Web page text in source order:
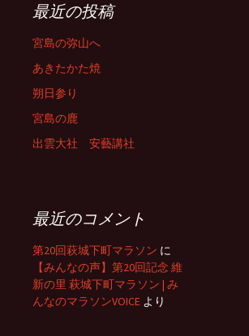
最近の投稿
宮島の弥山へ
あきたかた焼
朔日参り
宮島の鹿
出雲大社 安藝講社
最近のコメント
第20回萩城下町マラソン に
【みんなの声】第20回記念 維
新の里 萩城下町マラソン | み
んなのマラソンVOICE より